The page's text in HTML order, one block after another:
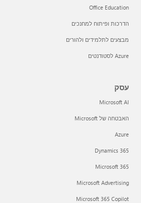
Office Education
הדרכות ופיתוח למחנכים
מבצעים לתלמידים ולהורים
Azure לסטודנטים
עסק
Microsoft AI
האבטחה של Microsoft
Azure
Dynamics 365
Microsoft 365
Microsoft Advertising
Microsoft 365 Copilot